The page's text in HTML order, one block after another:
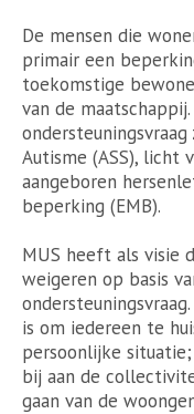
De mensen die
primair een
toekomstige
van de
Autisme (ASS), licht
aangeboren
beperking (EMB).
MUS heeft als visie
weigeren op basis
is om iedereen te
persoonlijke
bij aan de
gaan van de